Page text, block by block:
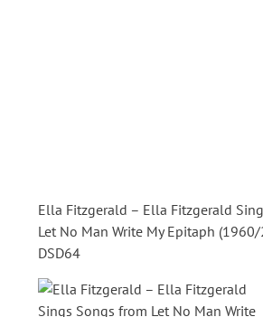
Ella Fitzgerald – Ella Fitzgerald
Let No Man Write My Epitaph
DSD64